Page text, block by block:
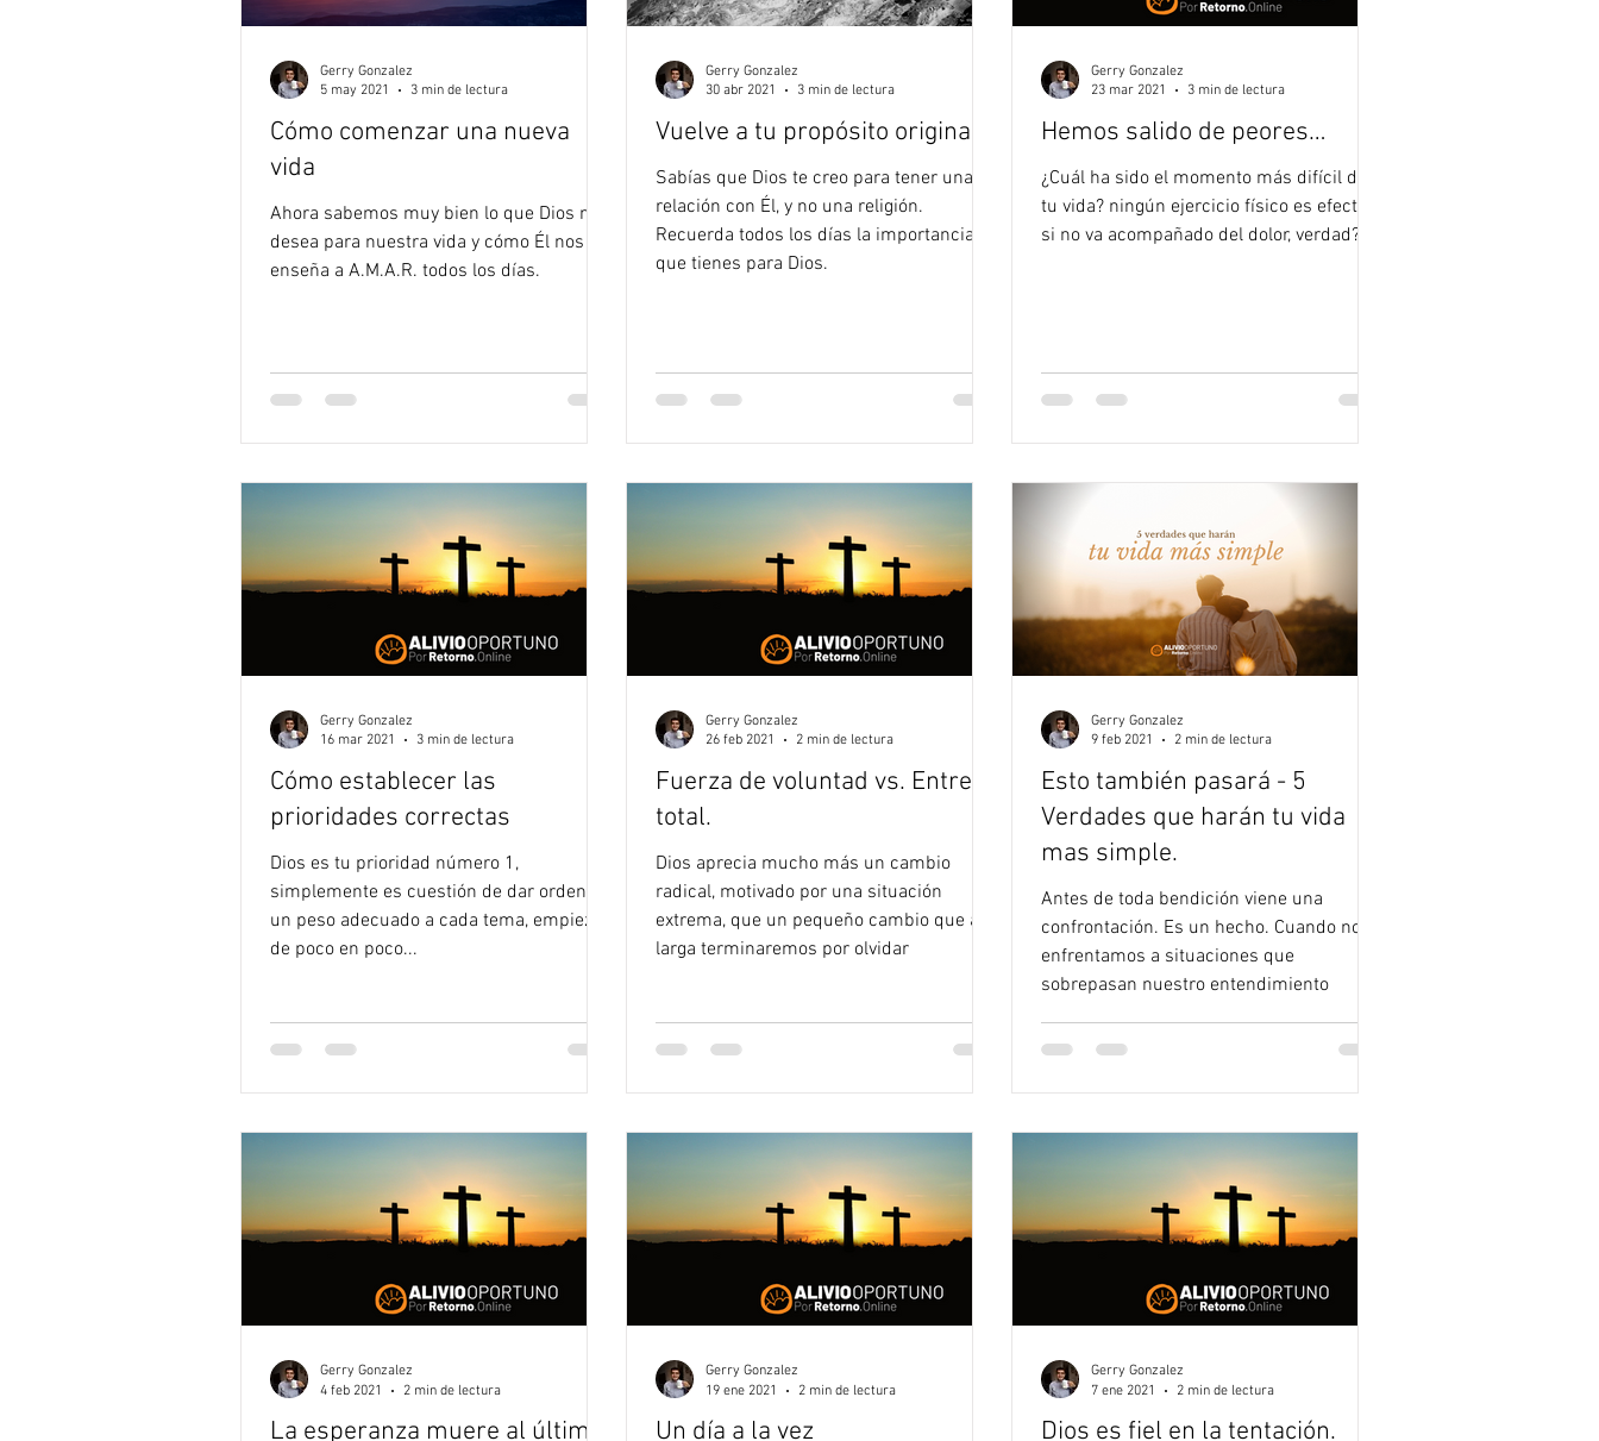
Cómo comenzar una nueva
vida
Ahora sabemos muy bien lo que Dios no
desea para nuestra vida y cómo Él nos
enseña a A.M.A.R. todos los días.
Gerry Gonzalez
5 may 2021
3 min de lectura
Vuelve a tu propósito original
Sabías que Dios te creo para tener una
relación con Él, y no una religión.
Recuerda todos los días la importancia
que tienes para Dios.
Gerry Gonzalez
30 abr 2021
3 min de lectura
Hemos salido de peores…
¿Cuál ha sido el momento más difícil de
tu vida? ningún ejercicio físico es efectivo
si no va acompañado del dolor, verdad?
Gerry Gonzalez
23 mar 2021
3 min de lectura
Cómo establecer las
prioridades correctas
Dios es tu prioridad número 1,
simplemente es cuestión de dar orden y
un peso adecuado a cada tema, empieza
de poco en poco...
Gerry Gonzalez
16 mar 2021
3 min de lectura
Fuerza de voluntad vs. Entrega
total.
Dios aprecia mucho más un cambio
radical, motivado por una situación
extrema, que un pequeño cambio que a la
larga terminaremos por olvidar
Gerry Gonzalez
26 feb 2021
2 min de lectura
Esto también pasará - 5
Verdades que harán tu vida
mas simple.
Antes de toda bendición viene una
confrontación. Es un hecho. Cuando nos
enfrentamos a situaciones que
sobrepasan nuestro entendimiento
Gerry Gonzalez
9 feb 2021
2 min de lectura
La esperanza muere al último
Gerry Gonzalez
4 feb 2021
2 min de lectura
Un día a la vez
Gerry Gonzalez
19 ene 2021
2 min de lectura
Dios es fiel en la tentación.
Gerry Gonzalez
7 ene 2021
2 min de lectura